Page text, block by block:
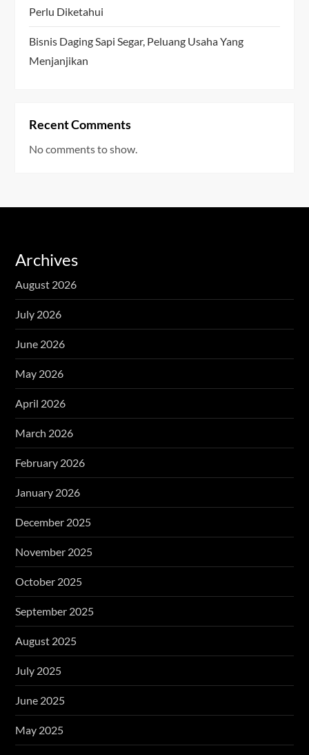
Perlu Diketahui
Bisnis Daging Sapi Segar, Peluang Usaha Yang
Menjanjikan
Recent Comments
No comments to show.
Archives
August 2026
July 2026
June 2026
May 2026
April 2026
March 2026
February 2026
January 2026
December 2025
November 2025
October 2025
September 2025
August 2025
July 2025
June 2025
May 2025